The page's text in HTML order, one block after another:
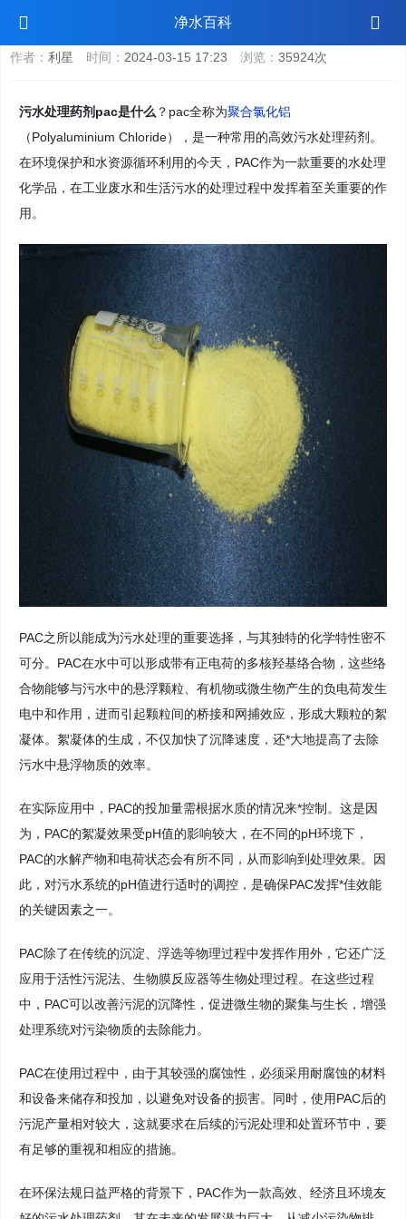
净水百科
污水处理药剂pac是什么
作者： 利星 时间： 2024-03-15 17:23 浏览： 35924次
污水处理药剂pac是什么 ？pac全称为聚合氯化铝
（Polyaluminium Chloride），是一种常用的高效污水处理药剂。
在环境保护和水资源循环利用的今天，PAC作为一款重要的水处理
化学品，在工业废水和生活污水的处理过程中发挥着至关重要的作
用。
PAC之所以能成为污水处理的重要选择，与其独特的化学特性密不
可分。PAC在水中可以形成带有正电荷的多核羟基络合物，这些络
合物能够与污水中的悬浮颗粒、有机物或微生物产生的负电荷发生
电中和作用，进而引起颗粒间的桥接和网捕效应，形成大颗粒的絮
凝体。絮凝体的生成，不仅加快了沉降速度，还*大地提高了去除
污水中悬浮物质的效率。
在实际应用中，PAC的投加量需根据水质的情况来*控制。这是因
为，PAC的絮凝效果受pH值的影响较大，在不同的pH环境下，
PAC的水解产物和电荷状态会有所不同，从而影响到处理效果。因
此，对污水系统的pH值进行适时的调控，是确保PAC发挥*佳效能
的关键因素之一。
PAC除了在传统的沉淀、浮选等物理过程中发挥作用外，它还广泛
应用于活性污泥法、生物膜反应器等生物处理过程。在这些过程
中，PAC可以改善污泥的沉降性，促进微生物的聚集与生长，增强
处理系统对污染物质的去除能力。
PAC在使用过程中，由于其较强的腐蚀性，必须采用耐腐蚀的材料
和设备来储存和投加，以避免对设备的损害。同时，使用PAC后的
污泥产量相对较大，这就要求在后续的污泥处理和处置环节中，要
有足够的重视和相应的措施。
在环保法规日益严格的背景下，PAC作为一款高效、经济且环境友